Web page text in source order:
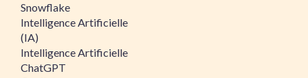
Snowflake
Intelligence Artificielle
(IA)
Intelligence Artificielle
ChatGPT